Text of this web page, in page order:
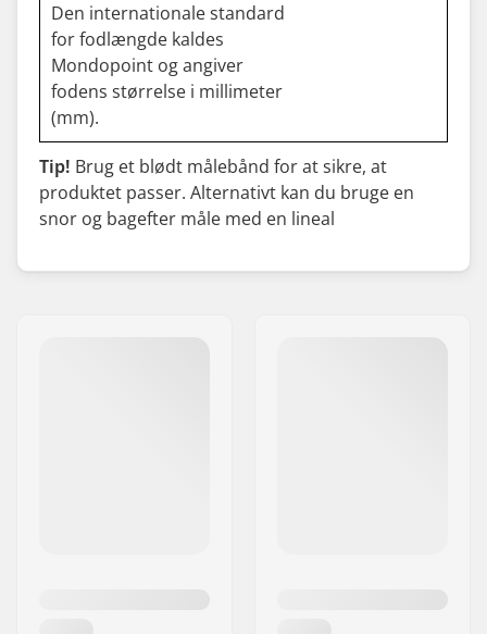
Den internationale standard
for fodlængde kaldes
Mondopoint og angiver
fodens størrelse i millimeter
(mm).
Tip! Brug et blødt målebånd for at sikre, at
produktet passer. Alternativt kan du bruge en
snor og bagefter måle med en lineal